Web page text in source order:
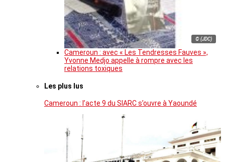
© (JDC)
Cameroun : avec « Les Tendresses Fauves »,
Yvonne Medjo appelle à rompre avec les
relations toxiques
Les plus lus
Cameroun : l’acte 9 du SIARC s’ouvre à Yaoundé